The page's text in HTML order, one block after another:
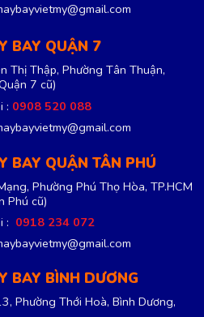
BAY QUẬN 7
Thị Thập, Phường Tân Thuận,
7 cũ)
: 0908 520 088
BAY QUẬN TÂN PHÚ
Phường Phú Thọ Hòa, TP.HCM
Phú cũ)
: 0918 234 072
BAY BÌNH DƯƠNG
Phường Thới Hoà, Bình Dương,